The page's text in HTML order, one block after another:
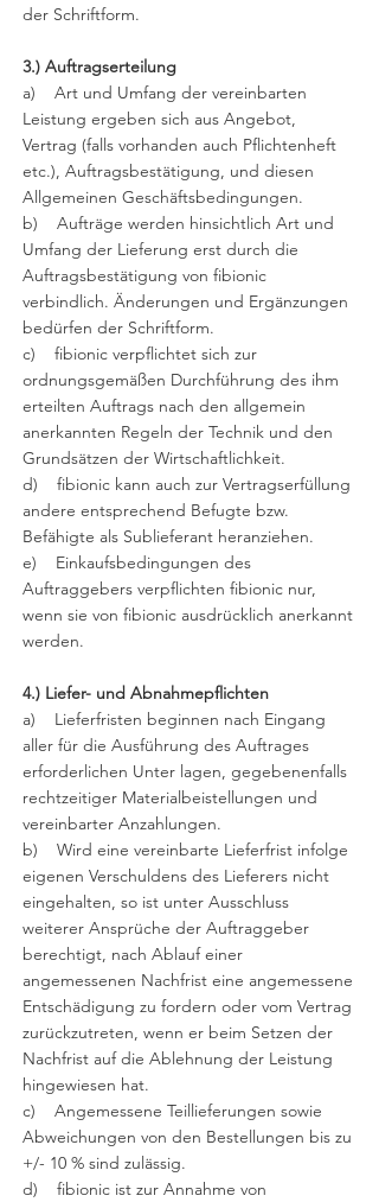
der Schriftform.
3.) Auftragserteilung
a) Art und Umfang der vereinbarten
Leistung ergeben sich aus Angebot,
Vertrag (falls vorhanden auch Pflichtenheft
etc.), Auftragsbestätigung, und diesen
Allgemeinen Geschäftsbedingungen.
b) Aufträge werden hinsichtlich Art und
Umfang der Lieferung erst durch die
Auftragsbestätigung von fibionic
verbindlich. Änderungen und Ergänzungen
bedürfen der Schriftform.
c) fibionic verpflichtet sich zur
ordnungsgemäßen Durchführung des ihm
erteilten Auftrags nach den allgemein
anerkannten Regeln der Technik und den
Grundsätzen der Wirtschaftlichkeit.
d) fibionic kann auch zur Vertragserfüllung
andere entsprechend Befugte bzw.
Befähigte als Sublieferant heranziehen.
e) Einkaufsbedingungen des
Auftraggebers verpflichten fibionic nur,
wenn sie von fibionic ausdrücklich anerkannt
werden.
4.) Liefer- und Abnahmepflichten
a) Lieferfristen beginnen nach Eingang
aller für die Ausführung des Auftrages
erforderlichen Unter lagen, gegebenenfalls
rechtzeitiger Materialbeistellungen und
vereinbarter Anzahlungen.
b) Wird eine vereinbarte Lieferfrist infolge
eigenen Verschuldens des Lieferers nicht
eingehalten, so ist unter Ausschluss
weiterer Ansprüche der Auftraggeber
berechtigt, nach Ablauf einer
angemessenen Nachfrist eine angemessene
Entschädigung zu fordern oder vom Vertrag
zurückzutreten, wenn er beim Setzen der
Nachfrist auf die Ablehnung der Leistung
hingewiesen hat.
c) Angemessene Teillieferungen sowie
Abweichungen von den Bestellungen bis zu
+/- 10 % sind zulässig.
d) fibionic ist zur Annahme von